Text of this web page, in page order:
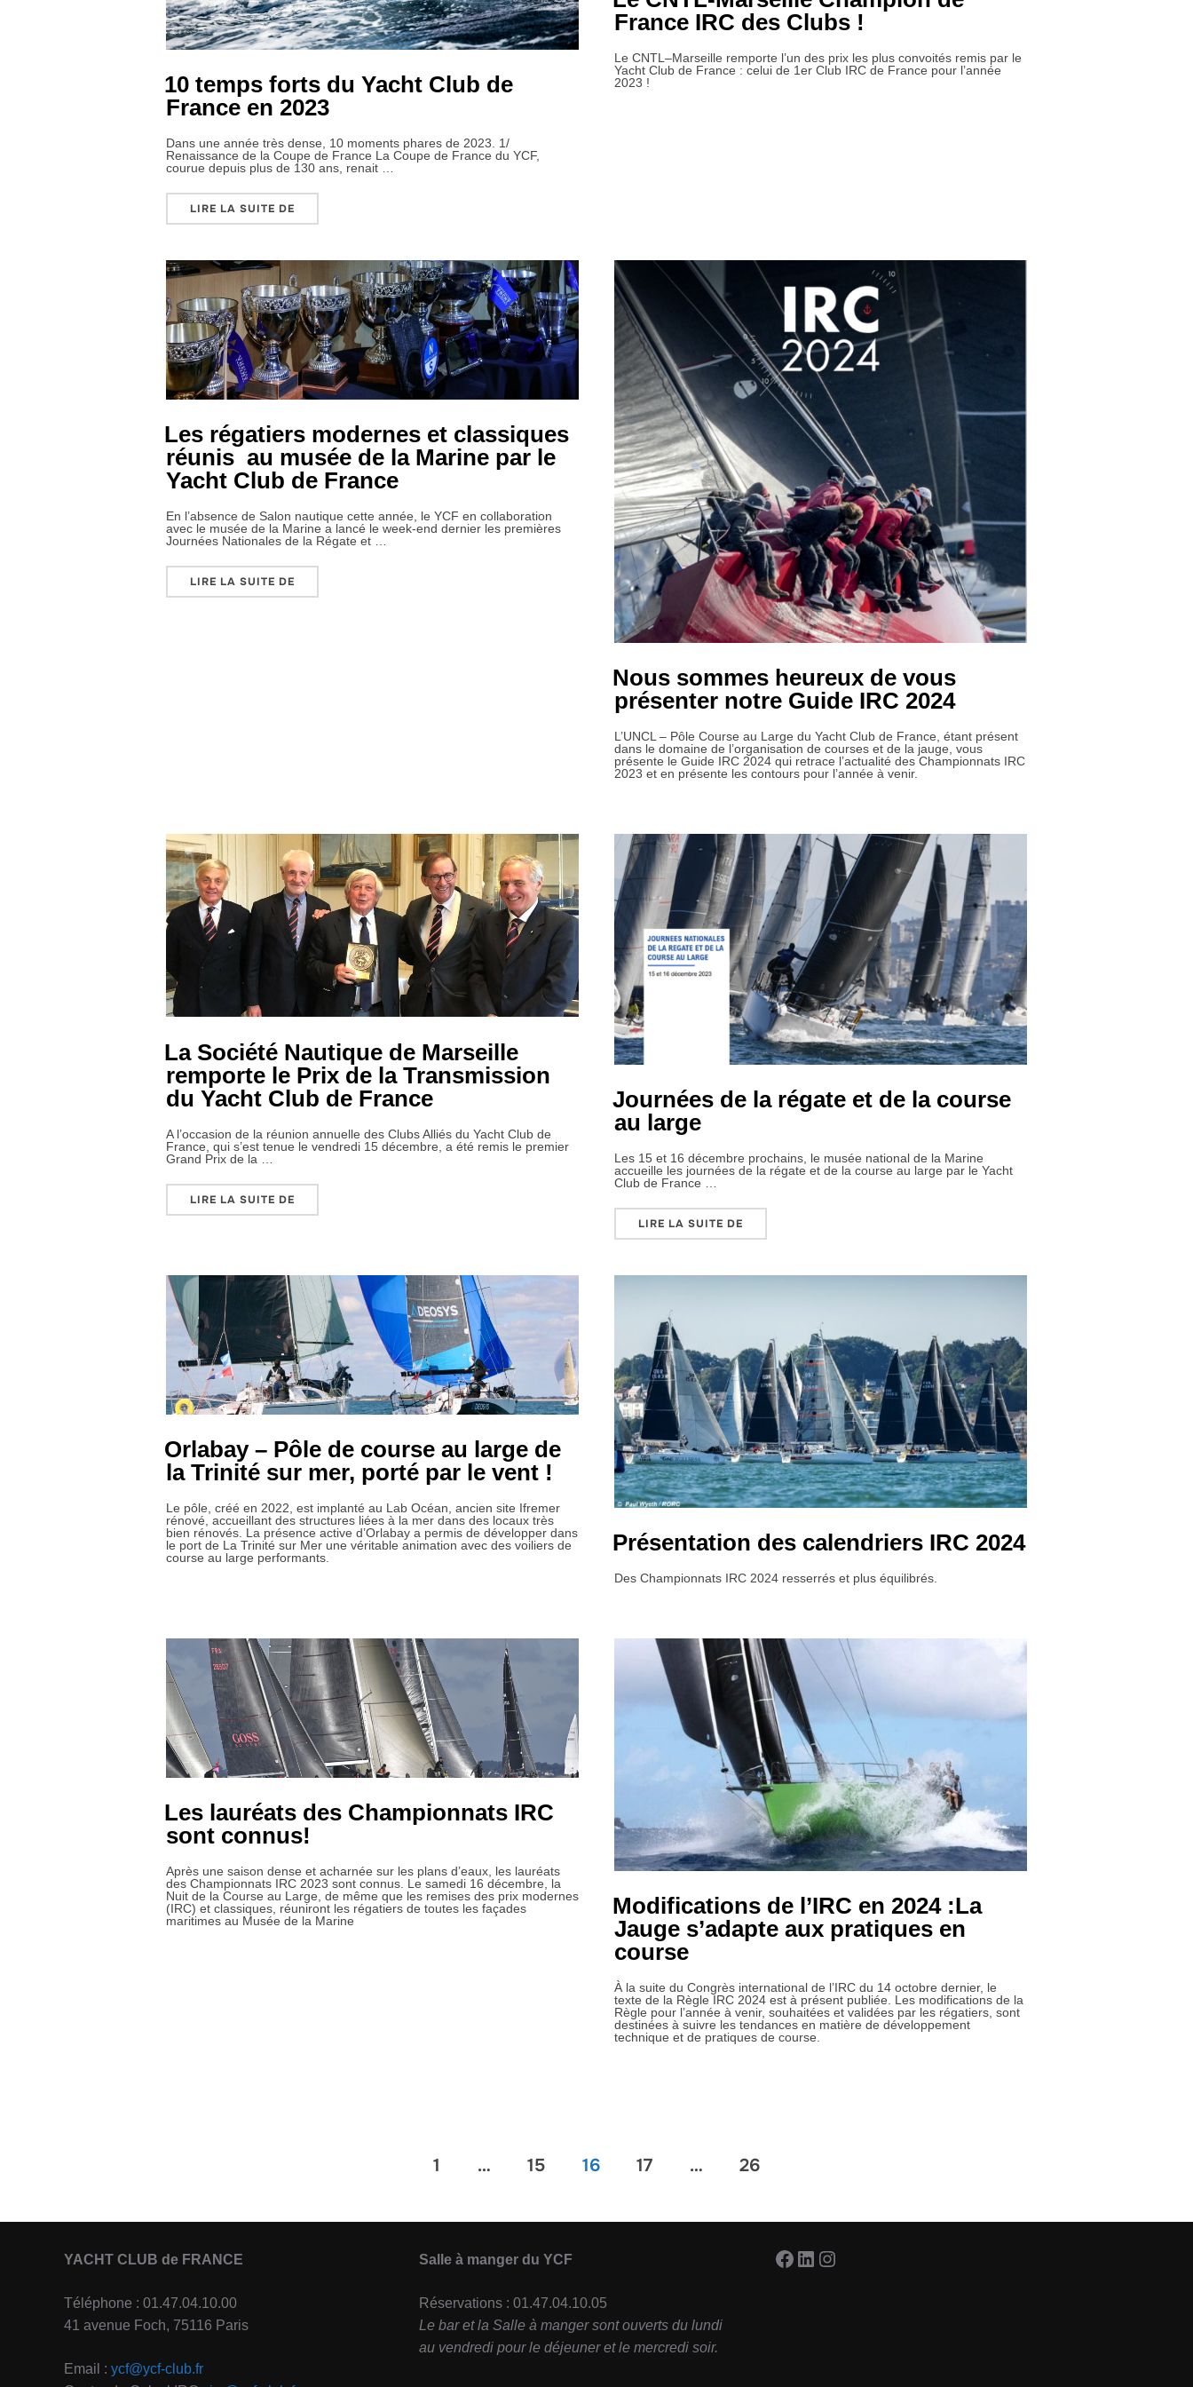
10 temps forts du Yacht Club de
France en 2023
Dans une année très dense, 10 moments phares de 2023. 1/
Renaissance de la Coupe de France La Coupe de France du YCF,
courue depuis plus de 130 ans, renait …
LIRE LA SUITE DE
France IRC des Clubs !
Le CNTL–Marseille remporte l’un des prix les plus convoités remis par le
Yacht Club de France : celui de 1er Club IRC de France pour l’année
2023 !
Les régatiers modernes et classiques
réunis au musée de la Marine par le
Yacht Club de France
En l’absence de Salon nautique cette année, le YCF en collaboration
avec le musée de la Marine a lancé le week-end dernier les premières
Journées Nationales de la Régate et …
LIRE LA SUITE DE « LES RÉGATIERS MODERNES ET CLASSIQUES RÉUNIS AU MUSÉE DE LA MARINE PAR LE YACHT CLUB DE FRANCE »
Nous sommes heureux de vous
présenter notre Guide IRC 2024
L’UNCL – Pôle Course au Large du Yacht Club de France, étant présent
dans le domaine de l’organisation de courses et de la jauge, vous
présente le Guide IRC 2024 qui retrace l’actualité des Championnats IRC
2023 et en présente les contours pour l’année à venir.
La Société Nautique de Marseille
remporte le Prix de la Transmission
du Yacht Club de France
A l’occasion de la réunion annuelle des Clubs Alliés du Yacht Club de
France, qui s’est tenue le vendredi 15 décembre, a été remis le premier
Grand Prix de la …
LIRE LA SUITE DE
Journées de la régate et de la course
au large
Les 15 et 16 décembre prochains, le musée national de la Marine
accueille les journées de la régate et de la course au large par le Yacht
Club de France …
LIRE LA SUITE DE
Orlabay – Pôle de course au large de
la Trinité sur mer, porté par le vent !
Le pôle, créé en 2022, est implanté au Lab Océan, ancien site Ifremer
rénové, accueillant des structures liées à la mer dans des locaux très
bien rénovés. La présence active d’Orlabay a permis de développer dans
le port de La Trinité sur Mer une véritable animation avec des voiliers de
course au large performants.
Présentation des calendriers IRC 2024
Des Championnats IRC 2024 resserrés et plus équilibrés.
Les lauréats des Championnats IRC
sont connus!
Après une saison dense et acharnée sur les plans d’eaux, les lauréats
des Championnats IRC 2023 sont connus. Le samedi 16 décembre, la
Nuit de la Course au Large, de même que les remises des prix modernes
(IRC) et classiques, réuniront les régatiers de toutes les façades
maritimes au Musée de la Marine
Modifications de l’IRC en 2024 :La
Jauge s’adapte aux pratiques en
course
À la suite du Congrès international de l’IRC du 14 octobre dernier, le
texte de la Règle IRC 2024 est à présent publiée. Les modifications de la
Règle pour l’année à venir, souhaitées et validées par les régatiers, sont
destinées à suivre les tendances en matière de développement
technique et de pratiques de course.
1 … 15 16 17 … 26
YACHT CLUB de FRANCE
Téléphone : 01.47.04.10.00
41 avenue Foch, 75116 Paris
Email : ycf@ycf-club.fr
Salle à manger du YCF
Réservations : 01.47.04.10.05
Le bar et la Salle à manger sont ouverts du lundi
au vendredi pour le déjeuner et le mercredi soir.
Facebook
LinkedIn
Instagram